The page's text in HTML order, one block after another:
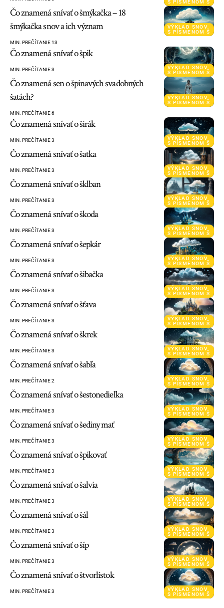
S PÍSMENOM Š
VÝKLAD SNOV
S PÍSMENOM Š
Čo znamená snívať o šmýkačka – 18
šmýkačka snov a ich význam
MIN. PREČÍTANIE 13
VÝKLAD SNOV
S PÍSMENOM Š
Čo znamená snívať o špik
MIN. PREČÍTANIE 3
VÝKLAD SNOV
S PÍSMENOM Š
Čo znamená sen o špinavých svadobných
šatách?
MIN. PREČÍTANIE 6
VÝKLAD SNOV
S PÍSMENOM Š
Čo znamená snívať o širák
MIN. PREČÍTANIE 3
VÝKLAD SNOV
S PÍSMENOM Š
Čo znamená snívať o šatka
MIN. PREČÍTANIE 3
VÝKLAD SNOV
S PÍSMENOM Š
Čo znamená snívať o šklban
MIN. PREČÍTANIE 3
VÝKLAD SNOV
S PÍSMENOM Š
Čo znamená snívať o škoda
MIN. PREČÍTANIE 3
VÝKLAD SNOV
S PÍSMENOM Š
Čo znamená snívať o šepkár
MIN. PREČÍTANIE 3
VÝKLAD SNOV
S PÍSMENOM Š
Čo znamená snívať o šibačka
MIN. PREČÍTANIE 3
VÝKLAD SNOV
S PÍSMENOM Š
Čo znamená snívať o šťava
MIN. PREČÍTANIE 3
VÝKLAD SNOV
S PÍSMENOM Š
Čo znamená snívať o škrek
MIN. PREČÍTANIE 3
VÝKLAD SNOV
S PÍSMENOM Š
Čo znamená snívať o šabľa
MIN. PREČÍTANIE 2
VÝKLAD SNOV
S PÍSMENOM Š
Čo znamená snívať o šestonedieľka
MIN. PREČÍTANIE 3
VÝKLAD SNOV
S PÍSMENOM Š
Čo znamená snívať o šediny mať
MIN. PREČÍTANIE 3
VÝKLAD SNOV
S PÍSMENOM Š
Čo znamená snívať o špikovať
MIN. PREČÍTANIE 3
VÝKLAD SNOV
S PÍSMENOM Š
Čo znamená snívať o šalvia
MIN. PREČÍTANIE 3
VÝKLAD SNOV
S PÍSMENOM Š
Čo znamená snívať o šál
MIN. PREČÍTANIE 3
VÝKLAD SNOV
S PÍSMENOM Š
Čo znamená snívať o šíp
MIN. PREČÍTANIE 3
VÝKLAD SNOV
S PÍSMENOM Š
Čo znamená snívať o štvorlístok
MIN. PREČÍTANIE 3